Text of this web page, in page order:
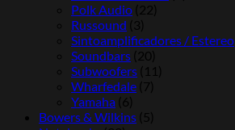
Polk Audio (22)
Russound (3)
Sintoamplificadores / Estereo
Soundbars (20)
Subwoofers (11)
Wharfedale (7)
Yamaha (6)
Bowers & Wilkins (5)